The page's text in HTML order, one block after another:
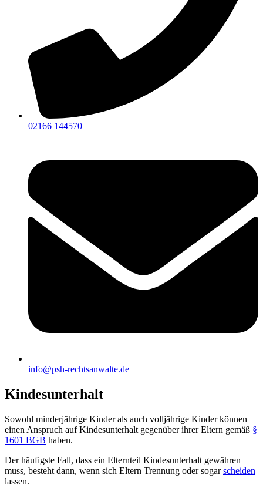
02166 144570
info@psh-rechtsanwalte.de
Kindesunterhalt
Sowohl minderjährige Kinder als auch volljährige Kinder können
einen Anspruch auf Kindesunterhalt gegenüber ihrer Eltern gemäß §
1601 BGB haben.
Der häufigste Fall, dass ein Elternteil Kindesunterhalt gewähren
muss, besteht dann, wenn sich Eltern Trennung oder sogarscheiden
lassen.